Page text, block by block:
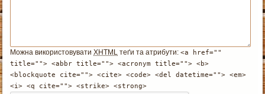
Можна використовуватиXHTML теґи та атрибути:<a href=""
title=""> <abbr title=""> <acronym title=""> <b>
<blockquote cite=""> <cite> <code> <del datetime=""> <em>
<i> <q cite=""> <strike> <strong>